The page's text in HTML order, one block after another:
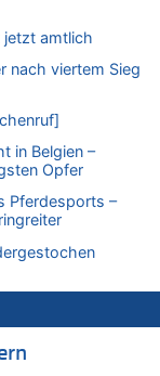
und neuer
und neuer
amtlich
jetzt amtlich
nach viertem Sieg
in Belgien –
Opfer
Pferdesports –